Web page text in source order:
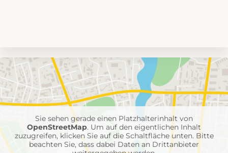
Umgebungskarte
mit
Feuerwehr-
Einheiten
Sie sehen gerade einen Platzhalterinhalt von
OpenStreetMap. Um auf den eigentlichen Inhalt
zuzugreifen, klicken Sie auf die Schaltfläche unten. Bitte
beachten Sie, dass dabei Daten an Drittanbieter